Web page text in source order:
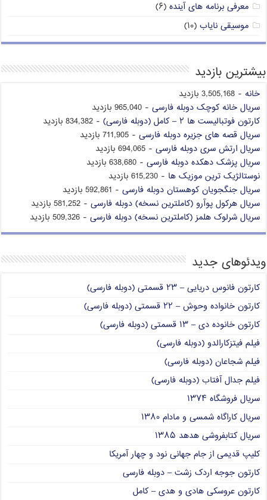
معرفی برنامه های آینده (۶)
موسیقی نایاب (۱۰)
بیشترین بازدید
خانه - 3,505,168 بازدید
سریال خانه کوچک دوبله فارسی - 965,040 بازدید
کارتون فوتبالیست ها ۲ – کامل (دوبله فارسی)
- 834,382 بازدید
سریال قصه های جزیره دوبله فارسی - 711,905 بازدید
سریال ارتش سری دوبله فارسی - 694,065 بازدید
سریال پزشک دهکده دوبله فارسی - 638,680 بازدید
نوستالژیک ترین موزیک ها - 615,230 بازدید
سریال جنگجویان کوهستان دوبله فارسی - 592,861 بازدید
سریال هرکول پوآرو (کاملترین نسخه) دوبله فارسی - 581,252 بازدید
سریال شرلوک هلمز (کاملترین نسخه) دوبله فارسی - 509,326 بازدید
ویدئوهای جدید
کارتون فانوس دریایی – ۲۳ قسمتی (دوبله فارسی)
کارتون خانواده وحوش – ۲۲ قسمتی (دوبله فارسی)
کارتون خانوده دی – ۱۳ قسمتی (دوبله فارسی)
فیلم فیتزکارالدو (دوبله فارسی)
فیلم شجاعان (دوبله فارسی)
فیلم جدال آفتاب (دوبله فارسی)
سریال فروشگاه ۱۳۷۴
سریال کاراگاه شمسی و مادام ۱۳۸۰
سریال کتابفروشی هدهد ۱۳۸۵
کلیپ قدیمی از جام جهانی نود و چهار آمریکا
کارتون جوجه اردک زشت – دوبله فارسی
کارتون عروسکی هادی و هدی – کامل